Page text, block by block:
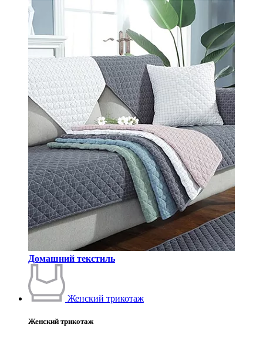
Домашний текстиль
Женский трикотаж
Женский трикотаж